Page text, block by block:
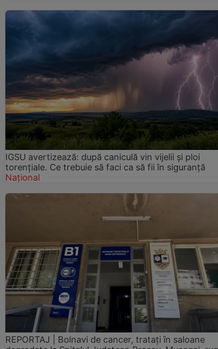
IGSU avertizează: după caniculă vin vijelii și ploi
torențiale. Ce trebuie să faci ca să fii în siguranță
Național
REPORTAJ | Bolnavi de cancer, tratați în saloane